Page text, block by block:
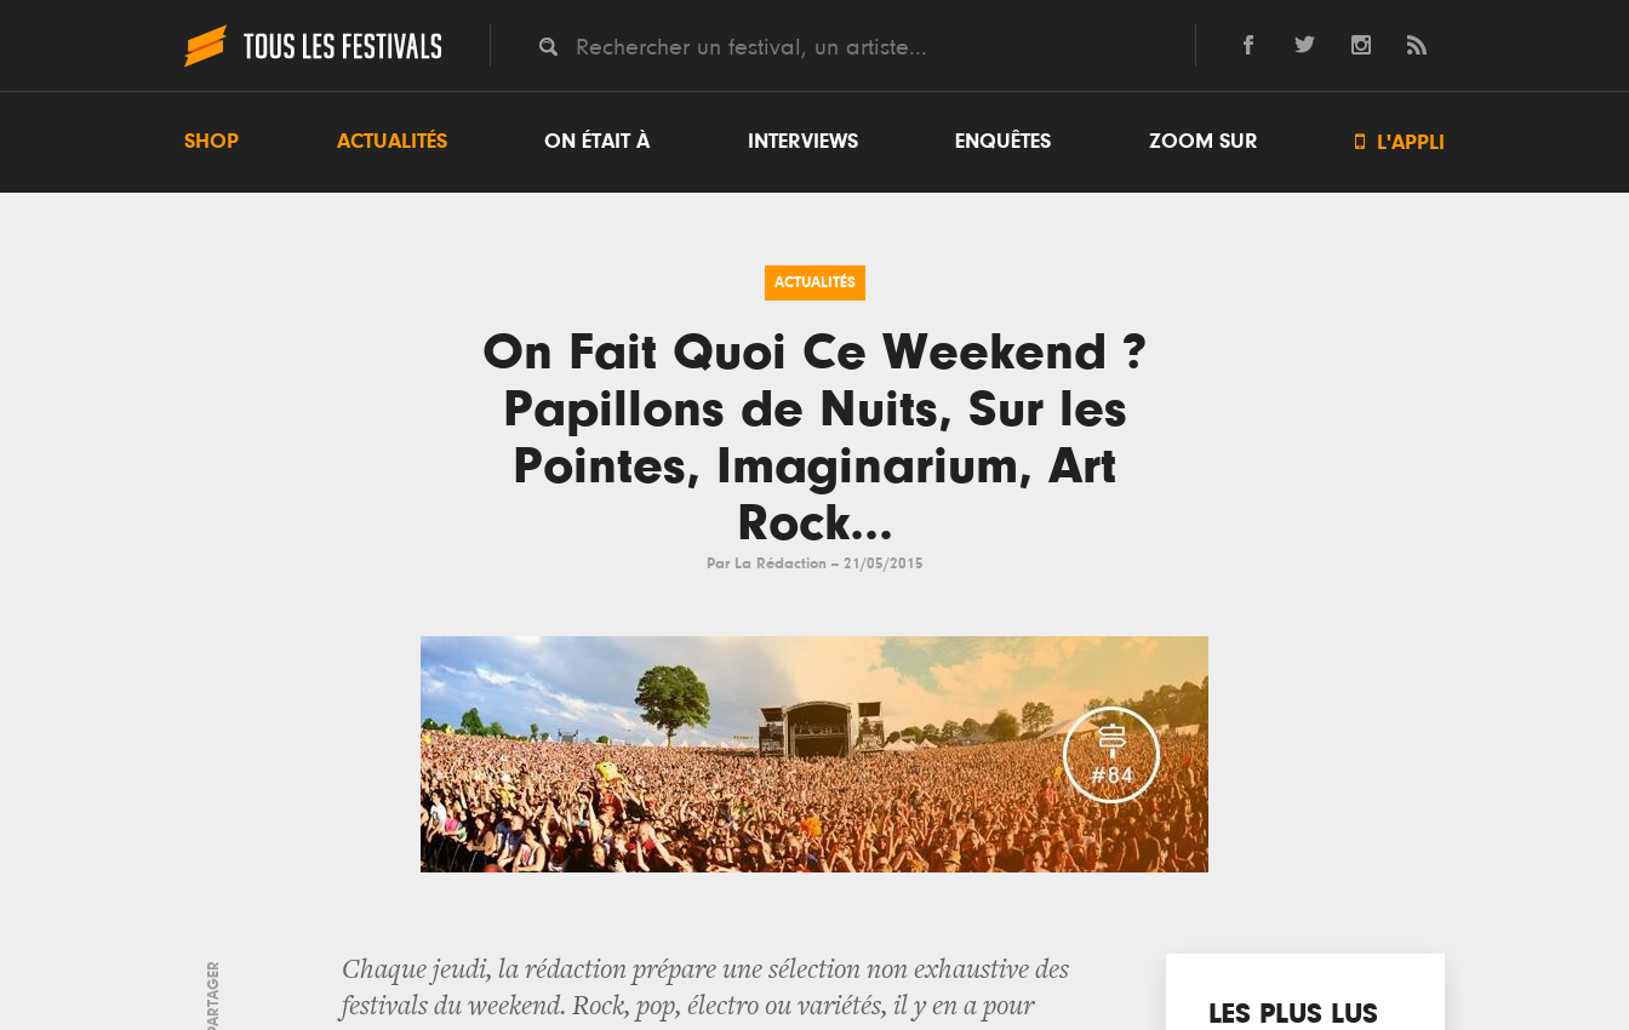
SHOP ACTUALITÉS ON ÉTAIT À INTERVIEWS ENQUÊTES ZOOM SUR  L'APPLI
ACTUALITÉS
On Fait Quoi Ce Weekend ?
Papillons de Nuits, Sur les
Pointes, Imaginarium, Art
Rock...
Par La Rédaction -- 21/05/2015
— PARTAGER
Chaque jeudi, la rédaction prépare une sélection non exhaustive des
festivals du weekend. Rock, pop, électro ou variétés, il y en a pour
LES PLUS LUS